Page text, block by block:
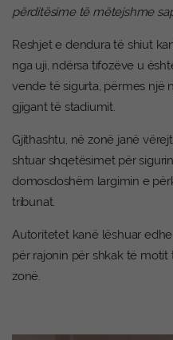
përditësime të mëtejshme
Reshjet e dendura të shiut
nga uji, ndërsa tifozëve u
vende të sigurta, përmes një
gjigant të stadiumit.
Gjithashtu, në zonë janë
shtuar shqetësimet për
domosdoshëm largimin e
tribunat.
Autoritetet kanë lëshuar
për rajonin për shkak të
zonë.